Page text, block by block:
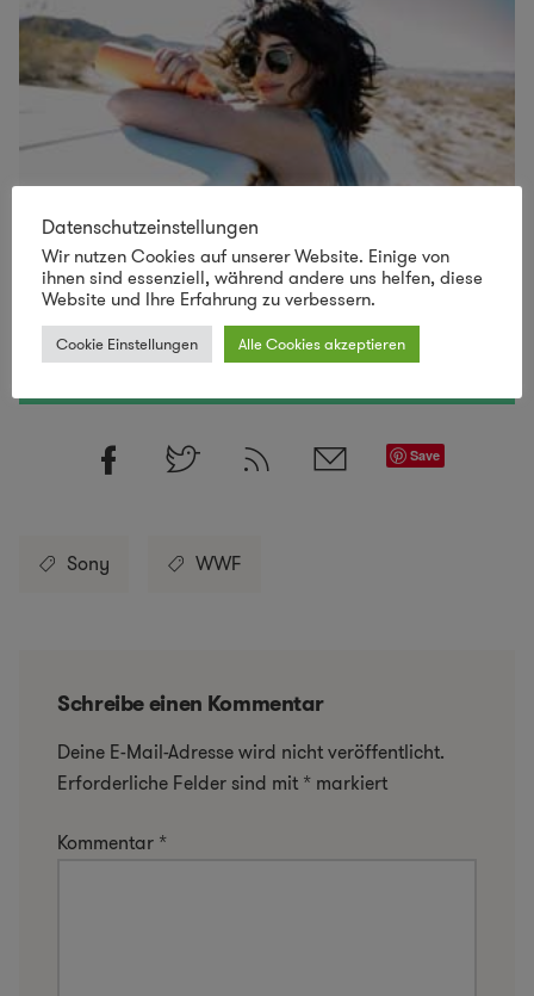
Lust auf mehr nachhaltiges Design
SCHAU VORBEI IM LILLI GREEN SHOP!
Save
Sony WWF
Schreibe einen Kommentar
Deine E-Mail-Adresse wird nicht veröffentlicht.
Erforderliche Felder sind mit * markiert
Kommentar *
Datenschutzeinstellungen
Wir nutzen Cookies auf unserer Website. Einige von
ihnen sind essenziell, während andere uns helfen, diese
Website und Ihre Erfahrung zu verbessern.
Cookie Einstellungen Alle Cookies akzeptieren